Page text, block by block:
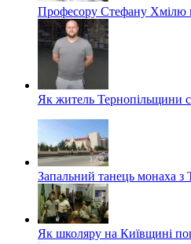
Професору Стефану Хмілю
Як житель Тернопільщини
Запальний танець монаха
Як школяру на Київщині